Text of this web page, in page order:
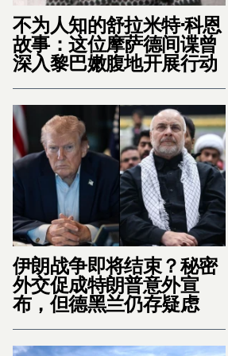
不为人知的舒拉米特·科恩
故事：这位摩萨德间谍曾
深入黎巴嫩腹地开展行动
伊朗战争即将结束？秘密
外交促成特朗普意外宣
布，但德黑兰仍存疑虑